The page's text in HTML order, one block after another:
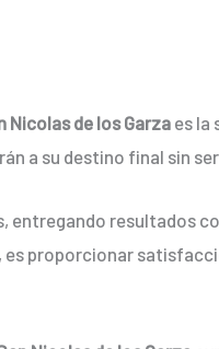
de los Garza es la
a su destino final sin
entregando resultados
, es proporcionar